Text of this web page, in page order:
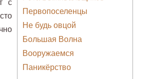
с
Первопоселенцы
Не будь овцой
Большая Волна
Вооружаемся
Паникёрство